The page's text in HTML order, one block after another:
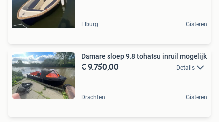
Elburg Gisteren
Damare sloep 9.8 tohatsu inruil mogelijk
€ 9.750,00 Details
Drachten Gisteren